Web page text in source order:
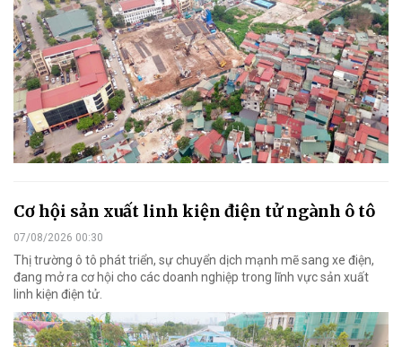
Cơ hội sản xuất linh kiện điện tử ngành ô tô
07/08/2026 00:30
Thị trường ô tô phát triển, sự chuyển dịch mạnh mẽ sang xe điện,
đang mở ra cơ hội cho các doanh nghiệp trong lĩnh vực sản xuất
linh kiện điện tử.